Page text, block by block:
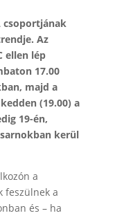
csoportjának
Az
ellen lép
17.00
majd a
(19.00) a
19-én,
kerül
a
feszülnek a
és – ha